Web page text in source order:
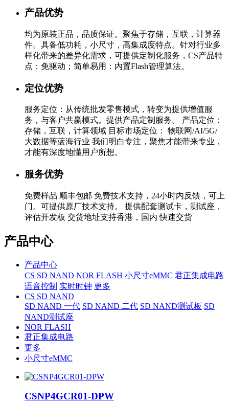
产品优势
均为原装正品，品质保证。聚焦于存储，互联，计算器
件。具备低功耗，小尺寸，高集成度特点。针对行业多
样化带来的差异化需求，可提供定制化服务，CS产品特
点：免驱动；简单易用：内置Flash管理算法。
定位优势
服务定位：从传统批发零售模式，转变为提供增值服
务，与客户共赢模式。提供产品定制服务。 产品定位：
存储，互联，计算领域 目标市场定位： 物联网/AI/5G/
大数据等蓝海行业 我们明白专注，聚焦才能带来专业，
才能有深度地懂用户所想。
服务优势
免费样品 顺丰包邮 免费技术支持，24小时内反馈，可上
门。可提供原厂技术支持。 提供配套测试卡，测试座，
评估开发板 交货地址支持香港，国内 快速交货
产品中心
产品中心
CS SD NAND NOR FLASH 小尺寸eMMC 君正集成电路
语音控制 实时时钟 更多
CS SD NAND
SD NAND 一代 SD NAND 二代 SD NAND测试板 SD
NAND测试座
NOR FLASH
君正集成电路
更多
小尺寸eMMC
CSNP4GCR01-DPW